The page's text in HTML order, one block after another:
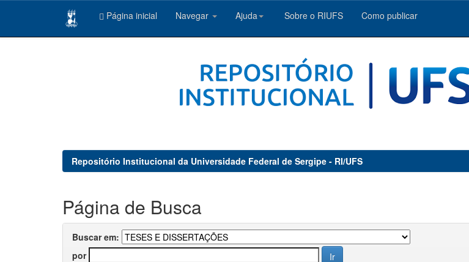
Página inicial Navegar Ajuda Sobre o RIUFS Como publicar
Repositório Institucional da Universidade Federal de Sergipe - RI/UFS
Página de Busca
Buscar em:
por